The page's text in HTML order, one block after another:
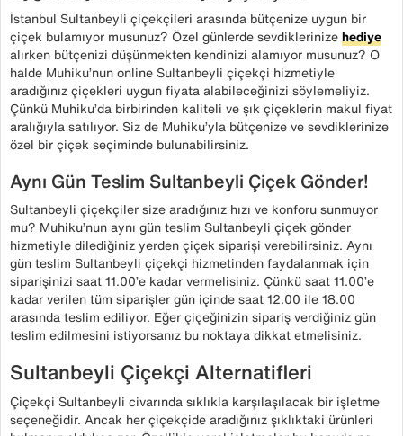
İstanbul Sultanbeyli çiçekçileri arasında bütçenize uygun bir
çiçek bulamıyor musunuz? Özel günlerde sevdiklerinizehediye
alırken bütçenizi düşünmekten kendinizi alamıyor musunuz? O
halde Muhiku’nun online Sultanbeyli çiçekçi hizmetiyle
aradığınız çiçekleri uygun fiyata alabileceğinizi söylemeliyiz.
Çünkü Muhiku’da birbirinden kaliteli ve şık çiçeklerin makul fiyat
aralığıyla satılıyor. Siz de Muhiku’yla bütçenize ve sevdiklerinize
özel bir çiçek seçiminde bulunabilirsiniz.
Aynı Gün Teslim Sultanbeyli Çiçek Gönder!
Sultanbeyli çiçekçiler size aradığınız hızı ve konforu sunmuyor
mu? Muhiku’nun aynı gün teslim Sultanbeyli çiçek gönder
hizmetiyle dilediğiniz yerden çiçek siparişi verebilirsiniz. Aynı
gün teslim Sultanbeyli çiçekçi hizmetinden faydalanmak için
siparişinizi saat 11.00’e kadar vermelisiniz. Çünkü saat 11.00’e
kadar verilen tüm siparişler gün içinde saat 12.00 ile 18.00
arasında teslim ediliyor. Eğer çiçeğinizin sipariş verdiğiniz gün
teslim edilmesini istiyorsanız bu noktaya dikkat etmelisiniz.
Sultanbeyli Çiçekçi Alternatifleri
Çiçekçi Sultanbeyli civarında sıklıkla karşılaşılacak bir işletme
seçeneğidir. Ancak her çiçekçide aradığınız şıklıktaki ürünleri